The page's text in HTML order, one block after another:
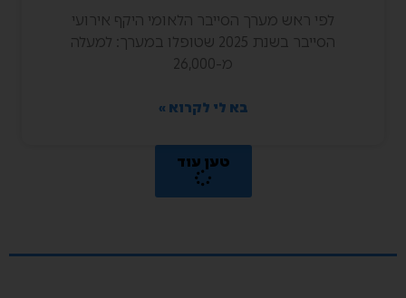
לפי ראש מערך הסייבר הלאומי היקף אירועי
הסייבר בשנת 2025 שטופלו במערך: למעלה
מ-26,000
בא לי לקרוא »
טען עוד